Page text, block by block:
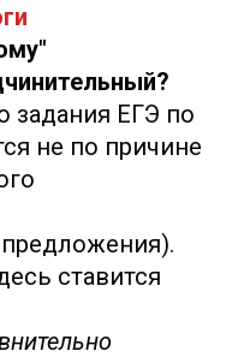
задания ЕГЭ по
не по причине
ставится